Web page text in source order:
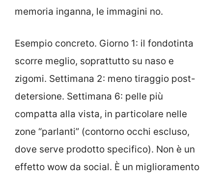
memoria inganna, le immagini no.
Esempio concreto. Giorno 1: il fondotinta
scorre meglio, soprattutto su naso e
zigomi. Settimana 2: meno tiraggio post-
detersione. Settimana 6: pelle più
compatta alla vista, in particolare nelle
zone “parlanti” (contorno occhi escluso,
dove serve prodotto specifico). Non è un
effetto wow da social. È un miglioramento